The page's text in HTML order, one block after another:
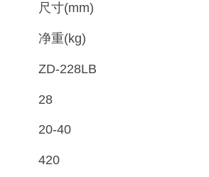
尺寸(mm)
净重(kg)
ZD-228LB
28
20-40
420